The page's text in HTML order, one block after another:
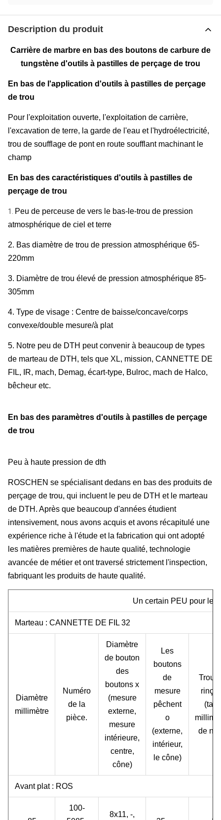
Description du produit
Carrière de marbre en bas des boutons de carbure de
tungstène d'outils à pastilles de perçage de trou
En bas de l'application d'outils à pastilles de perçage
de trou
Pour l'exploitation ouverte, l'exploitation de carrière,
l'excavation de terre, la garde de l'eau et l'hydroélectricité,
trou de soufflage de pont en route soufflant machinant le
champ
En bas des caractéristiques d'outils à pastilles de
perçage de trou
1.
Peu de perceuse de vers le bas-le-trou de pression
atmosphérique de ciel et terre
2. Bas diamètre de trou de pression atmosphérique 65-
220mm
3. Diamètre de trou élevé de pression atmosphérique 85-
305mm
4. Type de visage : Centre de baisse/concave/corps
convexe/double mesure/à plat
5. Notre peu de DTH peut convenir à beaucoup de types
de marteau de DTH, tels que XL, mission, CANNETTE DE
FIL, IR, mach, Demag, écart-type, Bulroc, mach de Halco,
bêcheur etc.
En bas des paramètres d'outils à pastilles de perçage
de trou
Peu à haute pression de dth
ROSCHEN se spécialisant dedans en bas des produits de
perçage de trou, qui incluent le peu de DTH et le marteau
de DTH. Après que beaucoup d'années étudient
intensivement, nous avons acquis et avons récapitulé une
expérience riche à l'étude et la fabrication qui ont adopté
les matières premières de haute qualité, technologie
avancée de métier et ont traversé strictement l'inspection,
fabriquant les produits de haute qualité.
Un certain PEU pour le
Marteau : CANNETTE DE FIL 32
Diamètre
millimètre
Numéro
de la
pièce.
Diamètre
de bouton
des
boutons x
(mesure
externe,
mesure
intérieure,
centre,
cône)
Les
boutons
de
mesure
pêchent
o
(externe,
intérieur,
le cône)
Trous
de
Avant plat : ROS
100-
8x11, -,